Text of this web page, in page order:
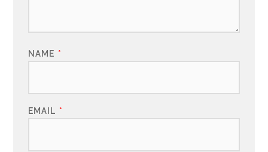
NAME *
EMAIL *